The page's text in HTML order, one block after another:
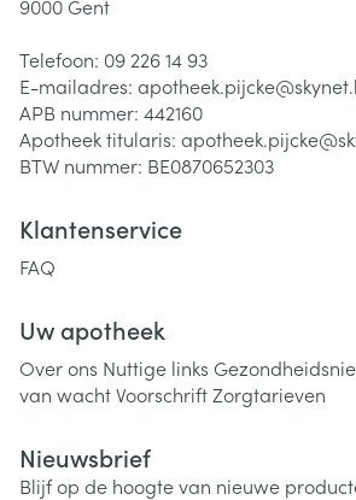
9000 Gent
Telefoon: 09 226 14 93
E-mailadres: apotheek.pijcke@
APB nummer: 442160
Apotheek titularis:
BTW nummer: BE0870652303
Klantenservice
FAQ
Uw apotheek
Over ons Nuttige links
van wachtVoorschriftZorgtarieven
Nieuwsbrief
Blijf op de hoogte van nieuwe